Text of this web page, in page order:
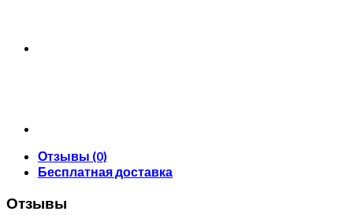
Отзывы (0)
Бесплатная доставка
Отзывы